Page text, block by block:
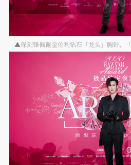
▲保剑锋佩戴金伯利钻石「龙头」胸针、